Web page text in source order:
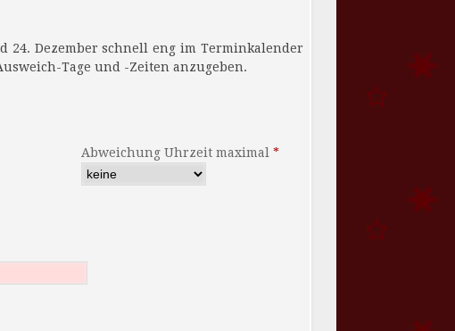
Möglichkeit Ausweich-Tage und -Zeiten anzugeben.
Abweichung Uhrzeit maximal